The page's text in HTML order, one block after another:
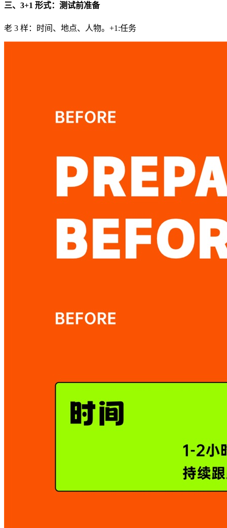
三、3+1 形式：测试前准备
老 3 样：时间、地点、人物。+1:任务